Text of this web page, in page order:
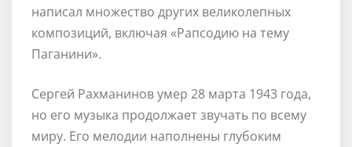
написал множество других великолепных
композиций, включая «Рапсодию на тему
Паганини».
Сергей Рахманинов умер 28 марта 1943 года,
но его музыка продолжает звучать по всему
миру. Его мелодии наполнены глубоким